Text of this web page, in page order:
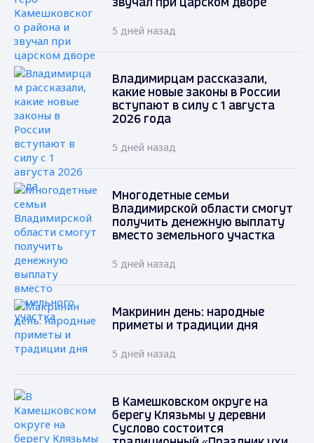
звучал при царском дворе
5 дней назад
Владимирцам рассказали,
какие новые законы в России
вступают в силу с 1 августа
2026 года
5 дней назад
Многодетные семьи
Владимирской области смогут
получить денежную выплату
вместо земельного участка
5 дней назад
Макринин день: народные
приметы и традиции дня
5 дней назад
В Камешковском округе на
берегу Клязьмы у деревни
Суслово состоится